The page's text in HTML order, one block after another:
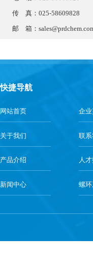
传 真：025-58609828
邮 箱：
快捷导航
网站首页 企
关于我们 联
产品介绍 人
新闻中心 螺